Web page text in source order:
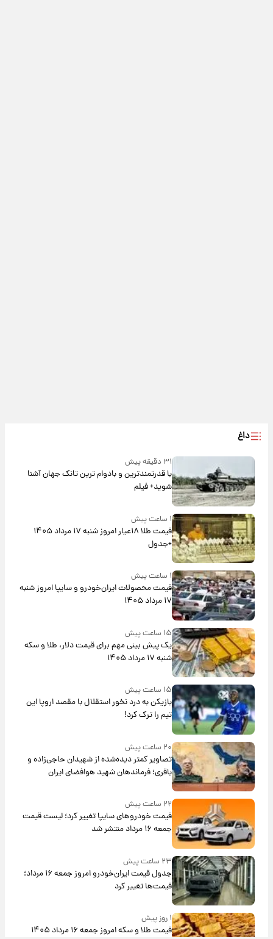
داغ
۳۱ دقیقه پیش
با قدرتمندترین و بادوام ترین تانک جهان آشنا
شوید+ فیلم
۱ ساعت پیش
قیمت طلا ۱۸عیار امروز شنبه ۱۷ مرداد ۱۴۰۵
+جدول
۱ ساعت پیش
قیمت محصولات ایران‌خودرو و سایپا امروز شنبه
۱۷ مرداد ۱۴۰۵
۱۵ ساعت پیش
یک پیش ‌بینی مهم برای قیمت دلار، طلا و سکه
شنبه ۱۷ مرداد ۱۴۰۵
۱۵ ساعت پیش
بازیکن به درد نخور استقلال با مقصد اروپا این
تیم را ترک کرد!
۲۰ ساعت پیش
تصاویر کمتر دیده‌شده از شهیدان حاجی‌زاده و
باقری؛ فرماندهان شهید هوافضای ایران
۲۲ ساعت پیش
قیمت خودروهای سایپا تغییر کرد؛ لیست قیمت
جمعه ۱۶ مرداد منتشر شد
۲۳ ساعت پیش
جدول قیمت ایران‌خودرو امروز جمعه ۱۶ مرداد؛
قیمت‌ها تغییر کرد
۱ روز پیش
قیمت طلا و سکه امروز جمعه ۱۶ مرداد ۱۴۰۵